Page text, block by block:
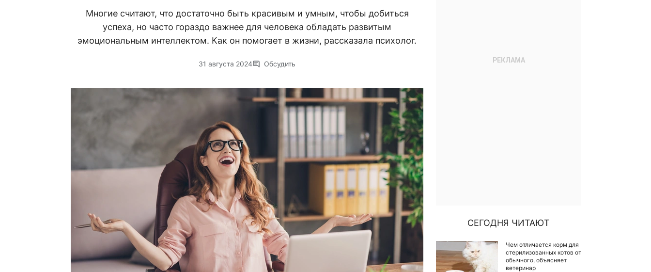
Многие считают, что достаточно быть красивым и умным, чтобы добиться
успеха, но часто гораздо важнее для человека обладать развитым
эмоциональным интеллектом. Как он помогает в жизни, рассказала психолог.
31 августа 2024 Обсудить
СЕГОДНЯ ЧИТАЮТ
Чем отличается корм для
стерилизованных котов от
обычного, объясняет
ветеринар